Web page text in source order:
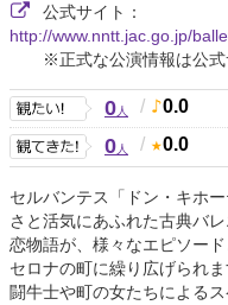
公式サイト：
http://www.nntt.jac.go.jp/
※正式な公演情報は公式
0人 / 0.0
0人 / 0.0
セルバンテス「ドン・キホ
さと活気にあふれた古典バ
恋物語が、様々なエピソー
セロナの町に繰り広げられま
闘牛士や町の女たちによる